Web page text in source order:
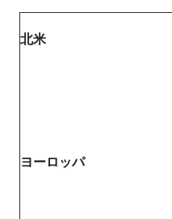
北米
ヨーロッパ